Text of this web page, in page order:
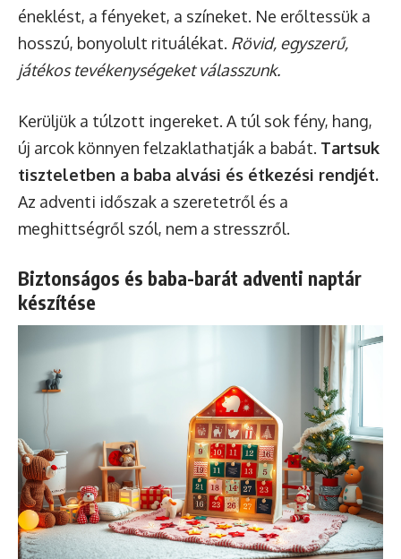
éneklést, a fényeket, a színeket. Ne erőltessük a
hosszú, bonyolult rituálékat. Rövid, egyszerű,
játékos tevékenységeket válasszunk.
Kerüljük a túlzott ingereket. A túl sok fény, hang,
új arcok könnyen felzaklathatják a babát. Tartsuk
tiszteletben a baba alvási és étkezési rendjét.
Az adventi időszak a szeretetről és a
meghittségről szól, nem a stresszről.
Biztonságos és baba-barát adventi naptár
készítése